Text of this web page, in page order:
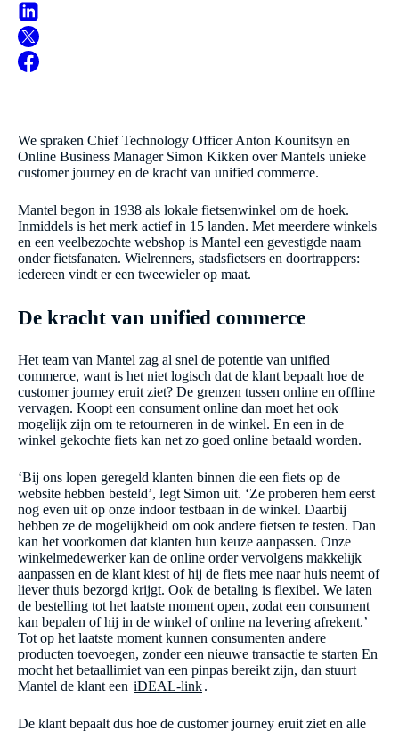
We spraken Chief Technology Officer Anton Kounitsyn en
Online Business Manager Simon Kikken over Mantels unieke
customer journey en de kracht van unified commerce.
Mantel begon in 1938 als lokale fietsenwinkel om de hoek.
Inmiddels is het merk actief in 15 landen. Met meerdere winkels
en een veelbezochte webshop is Mantel een gevestigde naam
onder fietsfanaten. Wielrenners, stadsfietsers en doortrappers:
iedereen vindt er een tweewieler op maat.
De kracht van unified commerce
Het team van Mantel zag al snel de potentie van unified
commerce, want is het niet logisch dat de klant bepaalt hoe de
customer journey eruit ziet? De grenzen tussen online en offline
vervagen. Koopt een consument online dan moet het ook
mogelijk zijn om te retourneren in de winkel. En een in de
winkel gekochte fiets kan net zo goed online betaald worden.
‘Bij ons lopen geregeld klanten binnen die een fiets op de
website hebben besteld’, legt Simon uit. ‘Ze proberen hem eerst
nog even uit op onze indoor testbaan in de winkel. Daarbij
hebben ze de mogelijkheid om ook andere fietsen te testen. Dan
kan het voorkomen dat klanten hun keuze aanpassen. Onze
winkelmedewerker kan de online order vervolgens makkelijk
aanpassen en de klant kiest of hij de fiets mee naar huis neemt of
liever thuis bezorgd krijgt. Ook de betaling is flexibel. We laten
de bestelling tot het laatste moment open, zodat een consument
kan bepalen of hij in de winkel of online na levering afrekent.’
Tot op het laatste moment kunnen consumenten andere
producten toevoegen, zonder een nieuwe transactie te starten En
mocht het betaallimiet van een pinpas bereikt zijn, dan stuurt
Mantel de klant een iDEAL-link.
De klant bepaalt dus hoe de customer journey eruit ziet en alle